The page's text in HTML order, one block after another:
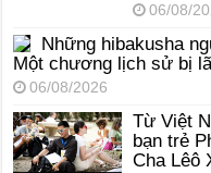
06/08/
Những hibakusha
Một chương lịch sử bị
06/08/2026
Từ Việt
bạn trẻ
Cha Lêô